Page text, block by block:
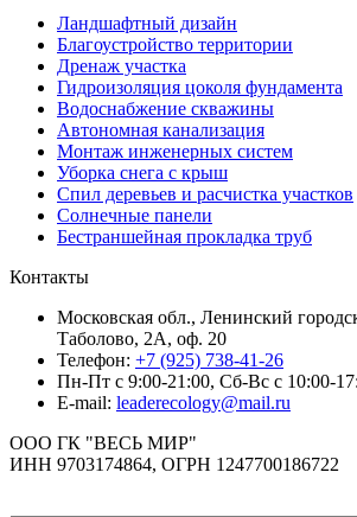
Ландшафтный дизайн
Благоустройство территории
Дренаж участка
Гидроизоляция цоколя фундамента
Водоснабжение скважины
Автономная канализация
Монтаж инженерных систем
Уборка снега с крыш
Спил деревьев и расчистка участков
Солнечные панели
Бестраншейная прокладка труб
Контакты
Московская обл., Ленинский
Таболово, 2А, оф. 20
Телефон: +7 (925) 738-41-26
Пн-Пт с 9:00-21:00, Сб-Вс с 10:00-
E-mail: leaderecology@mail.ru
ООО ГК "ВЕСЬ МИР"
ИНН 9703174864, ОГРН 1247700186722